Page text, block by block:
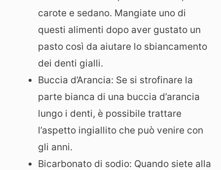
carote e sedano. Mangiate uno di
questi alimenti dopo aver gustato un
pasto così da aiutare lo sbiancamento
dei denti gialli.
Buccia d’Arancia: Se si strofinare la
parte bianca di una buccia d’arancia
lungo i denti, è possibile trattare
l’aspetto ingiallito che può venire con
gli anni.
Bicarbonato di sodio: Quando siete alla